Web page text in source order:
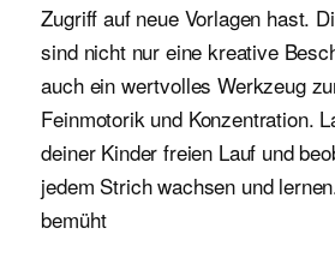
Zugriff auf neue Vorlagen hast.
sind nicht nur eine kreative
auch ein wertvolles Werkzeug
Feinmotorik und Konzentration.
deiner Kinder freien Lauf und
jedem Strich wachsen und
bemüht